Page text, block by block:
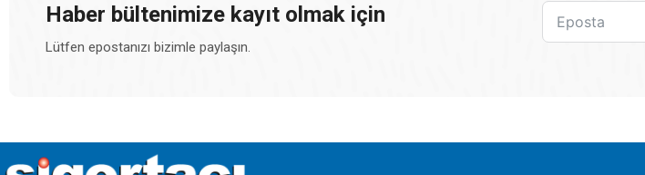
Haber bültenimize kayıt olmak için
Lütfen epostanızı bizimle paylaşın.